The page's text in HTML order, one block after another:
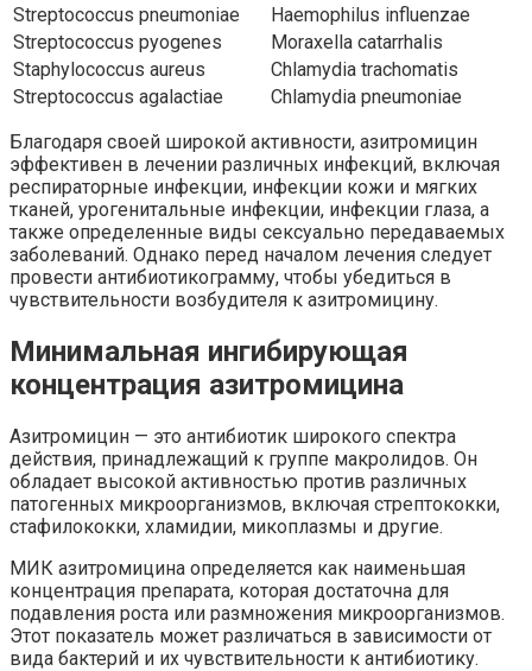
Streptococcus pneumoniae
Haemophilus influenzae
Streptococcus pyogenes
Moraxella catarrhalis
Staphylococcus aureus
Chlamydia trachomatis
Streptococcus agalactiae
Chlamydia pneumoniae
Благодаря своей широкой активности, азитромицин
эффективен в лечении различных инфекций, включая
респираторные инфекции, инфекции кожи и мягких
тканей, урогенитальные инфекции, инфекции глаза, а
также определенные виды сексуально передаваемых
заболеваний. Однако перед началом лечения следует
провести антибиотикограмму, чтобы убедиться в
чувствительности возбудителя к азитромицину.
Минимальная ингибирующая
концентрация азитромицина
Азитромицин — это антибиотик широкого спектра
действия, принадлежащий к группе макролидов. Он
обладает высокой активностью против различных
патогенных микроорганизмов, включая стрептококки,
стафилококки, хламидии, микоплазмы и другие.
МИК азитромицина определяется как наименьшая
концентрация препарата, которая достаточна для
подавления роста или размножения микроорганизмов.
Этот показатель может различаться в зависимости от
вида бактерий и их чувствительности к антибиотику.